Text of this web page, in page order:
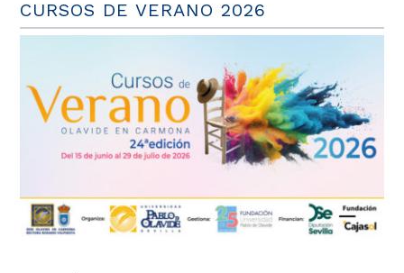
CURSOS DE VERANO 2026